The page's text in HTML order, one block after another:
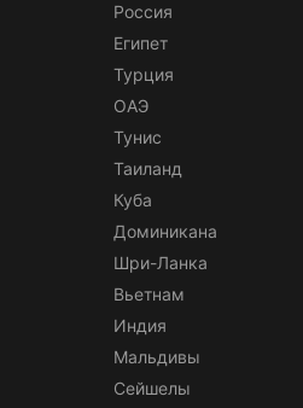
Россия
Египет
Турция
ОАЭ
Тунис
Таиланд
Куба
Доминикана
Шри-Ланка
Вьетнам
Индия
Мальдивы
Сейшелы